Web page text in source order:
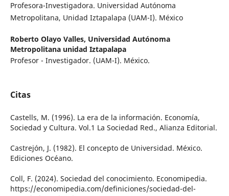
Profesora-Investigadora. Universidad Autónoma
Metropolitana, Unidad Iztapalapa (UAM-I). México
Roberto Olayo Valles, Universidad Autónoma
Metropolitana unidad Iztapalapa
Profesor - Investigador. (UAM-I). México.
Citas
Castells, M. (1996). La era de la información. Economía,
Sociedad y Cultura. Vol.1 La Sociedad Red., Alianza Editorial.
Castrejón, J. (1982). El concepto de Universidad. México.
Ediciones Océano.
Coll, F. (2024). Sociedad del conocimiento. Economipedia.
https://economipedia.com/definiciones/sociedad-del-